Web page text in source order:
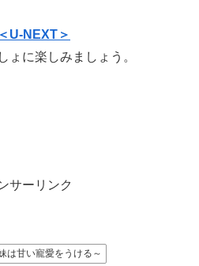
U-NEXT＞
ょに楽しみましょう。
サーリンク
は甘い寵愛をうける～